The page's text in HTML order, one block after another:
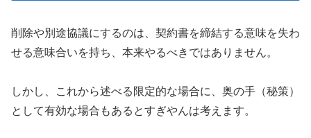
削除や別途協議にするのは、契約書を締結する意味を失わ
せる意味合いを持ち、本来やるべきではありません。
しかし、これから述べる限定的な場合に、奥の手（秘策）
として有効な場合もあるとすぎやんは考えます。